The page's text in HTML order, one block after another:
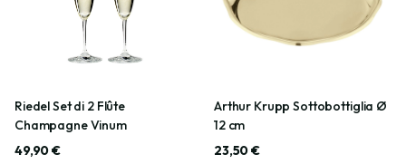
Riedel Set di 2 Flûte
Champagne Vinum
49,90 €
Arthur Krupp Sottobottiglia Ø
12 cm
23,50 €